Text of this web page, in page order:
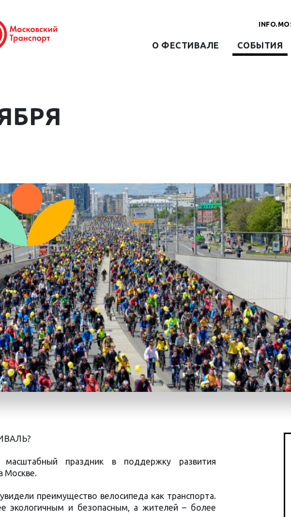
О ФЕСТИВАЛЕ СОБЫТИЯ
праздник в поддержку развития
Москве.
преимущество велосипеда как транспорта.
экологичным и безопасным, а жителей – более